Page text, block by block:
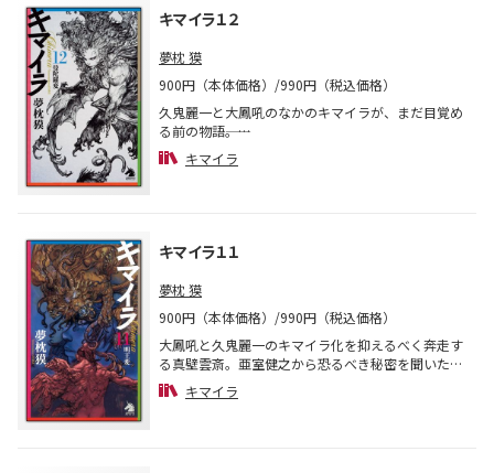
の身柄を要求していることを知った大鳳吼は、 深雪
を救おうと決意するが・・・・・・。 著者渾身の大
河シリーズ、待望の最新刊！ 【目次】 序章 一章
獣比べ 二章 エイト 三章 久鬼の城 四章 邪眼師
五章 大妖怪 六章 大鳳吼 七章 九十九三蔵 転章
キマイラ１２
夢枕 獏
900円（本体価格）/990円（税込価格）
久鬼麗一と大鳳吼のなかのキマイラが、まだ目覚め
る前の物語――。
中学生の九十九三蔵は、円空寺で、真壁雲斎を訪ね
てきた久鬼麗一と初めて出会った。その後、西城学
って支配されていた。一年生の夏休み、箱根の別荘
で過ごしていた久鬼と九十九は、同じ場所で行われ
ていた空手部の常軌を逸した合宿を目撃する
が……。大河シリーズ「キマイラ」、待望のシリー
ズ最新刊！！
キマイラ
キマイラ１１
夢枕 獏
900円（本体価格）/990円（税込価格）
大鳳吼と久鬼麗一のキマイラ化を抑えるべく奔走す
る真壁雲斎。亜室健之から恐るべき秘密を聞いた雲
斎は、それを九十九三蔵に語り始める。
一方、フリードリッヒ・ボックに拉致された織部深
キマイラ